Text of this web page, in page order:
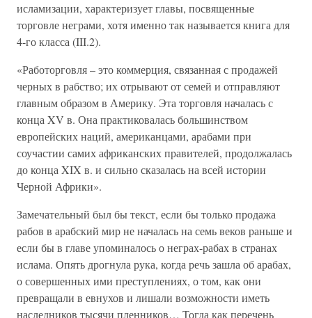
исламизации, характеризует главы, посвященные
торговле неграми, хотя именно так называется книга для
4-го класса (III.2).
«Работорговля – это коммерция, связанная с продажей
черных в рабство; их отрывают от семей и отправляют
главным образом в Америку. Эта торговля началась с
конца XV в. Она практиковалась большинством
европейских наций, американцами, арабами при
соучастии самих африканских правителей, продолжалась
до конца XIX в. и сильно сказалась на всей истории
Черной Африки».
Замечательный был бы текст, если бы только продажа
рабов в арабский мир не началась на семь веков раньше и
если бы в главе упоминалось о неграх-рабах в странах
ислама. Опять дрогнула рука, когда речь зашла об арабах,
о совершенных ими преступлениях, о том, как они
превращали в евнухов и лишали возможности иметь
наследников тысячи пленников… Тогда как перечень